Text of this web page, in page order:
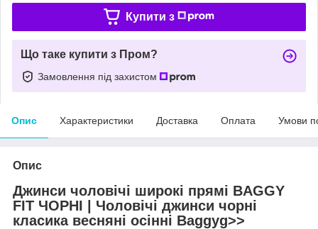
Купити з
Що таке купити з Пром?
Замовлення під захистом
Опис Характеристики Доставка Оплата Умови
Опис
Джинси чоловічі широкі прямі BAGGY
FIT ЧОРНІ‎ | Чоловічі джинси чорні
класика весняні осінні Baggyg>>